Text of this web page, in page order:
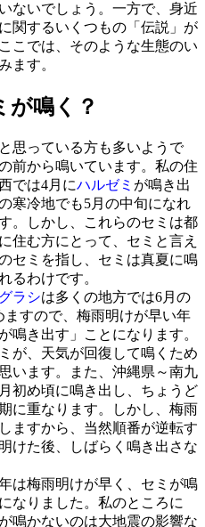
ないでしょう。一方で、身近
関するいくつもの「伝説」が
こでは、そのような生態のい
ます。
が鳴く？
思っている方も多いようで
前から鳴いています。私の住
では4月にハルゼミ が鳴き出
寒冷地でも5月の中旬になれ
。しかし、これらのセミは都
住む方にとって、セミと言え
セミを指し、セミは真夏に鳴
るわけです。
ラシは多くの地方では6月の
すので、梅雨明けが早い年
鳴き出す」ことになります。
が、天気が回復して鳴くため
います。また、沖縄県～南九
初め頃に鳴き出し、ちょうど
に重なります。しかし、梅雨
ますから、当然順番が逆転す
けた後、しばらく鳴き出さな
は梅雨明けが早く、セミが鳴
なりました。私のところに
鳴かないのは大地震の影響な